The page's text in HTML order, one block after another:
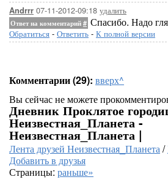
Andrrr 07-11-2012-09:18 удалить
Ответ на комментарий # Спасибо. Надо
Обратиться - Ответить - К полной версии
Комментарии (29): вверх^
Вы сейчас не можете
Дневник Проклятое
Неизвестная_Планета -
Неизвестная_Планета |
Лента друзей Неизвестная_Планета/
Добавить в друзья
Страницы: раньше»